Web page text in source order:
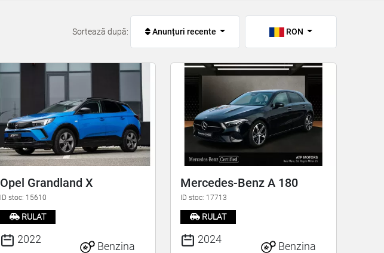
Sortează după: Anunțuri recente RON
Opel Grandland X
ID stoc: 15610
RULAT
2022
Benzina
Mercedes-Benz A 180
ID stoc: 17713
RULAT
2024
Benzina